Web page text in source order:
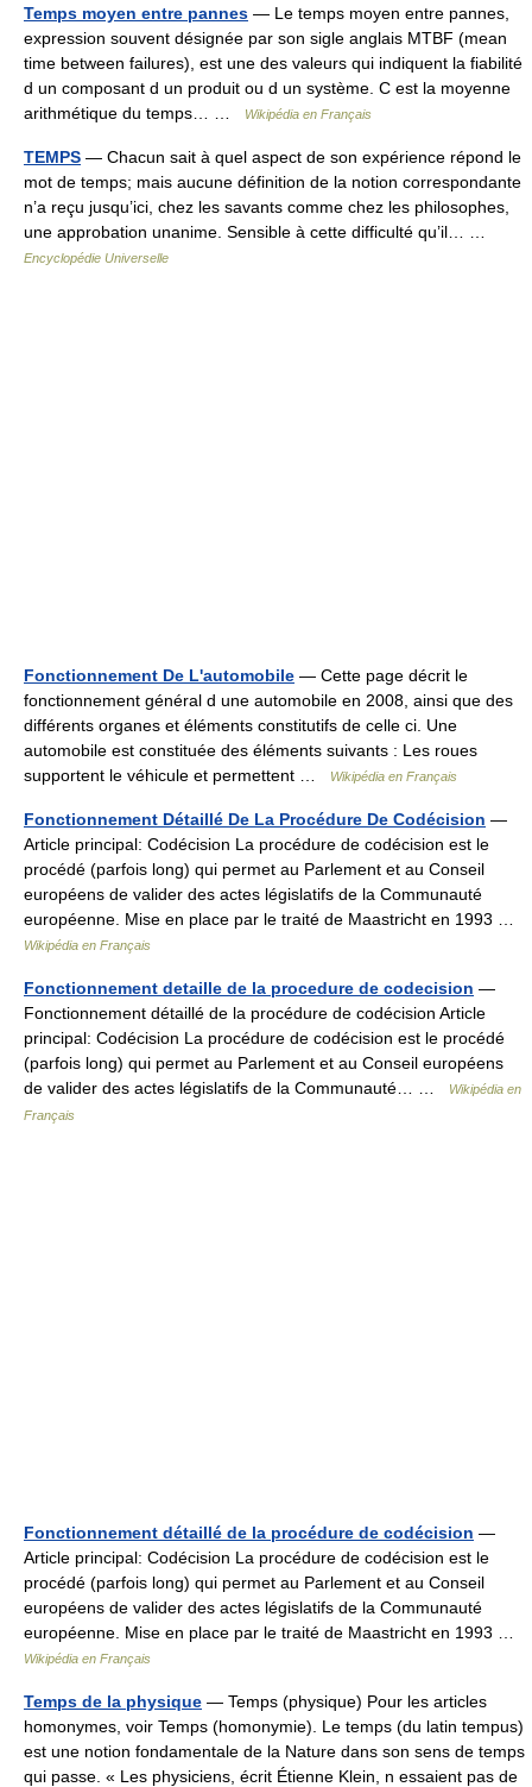
Temps moyen entre pannes — Le temps moyen entre pannes,
expression souvent désignée par son sigle anglais MTBF (mean
time between failures), est une des valeurs qui indiquent la fiabilité
d un composant d un produit ou d un système. C est la moyenne
arithmétique du temps… …
Wikipédia en Français
TEMPS — Chacun sait à quel aspect de son expérience répond le
mot de temps; mais aucune définition de la notion correspondante
n’a reçu jusqu’ici, chez les savants comme chez les philosophes,
une approbation unanime. Sensible à cette difficulté qu’il… …
Encyclopédie Universelle
Fonctionnement De L'automobile — Cette page décrit le
fonctionnement général d une automobile en 2008, ainsi que des
différents organes et éléments constitutifs de celle ci. Une
automobile est constituée des éléments suivants : Les roues
supportent le véhicule et permettent …
Wikipédia en Français
Fonctionnement Détaillé De La Procédure De Codécision —
Article principal: Codécision La procédure de codécision est le
procédé (parfois long) qui permet au Parlement et au Conseil
européens de valider des actes législatifs de la Communauté
européenne. Mise en place par le traité de Maastricht en 1993 …
Wikipédia en Français
Fonctionnement detaille de la procedure de codecision —
Fonctionnement détaillé de la procédure de codécision Article
principal: Codécision La procédure de codécision est le procédé
(parfois long) qui permet au Parlement et au Conseil européens
de valider des actes législatifs de la Communauté… …
Wikipédia en
Français
Fonctionnement détaillé de la procédure de codécision —
Article principal: Codécision La procédure de codécision est le
procédé (parfois long) qui permet au Parlement et au Conseil
européens de valider des actes législatifs de la Communauté
européenne. Mise en place par le traité de Maastricht en 1993 …
Wikipédia en Français
Temps de la physique — Temps (physique) Pour les articles
homonymes, voir Temps (homonymie). Le temps (du latin tempus)
est une notion fondamentale de la Nature dans son sens de temps
qui passe. « Les physiciens, écrit Étienne Klein, n essaient pas de